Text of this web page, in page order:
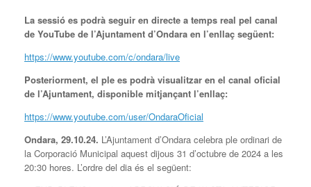
La sessió es podrà seguir en directe a temps real pel canal
de YouTube de l’Ajuntament d’Ondara en l’enllaç següent:
https://www.youtube.com/c/ondara/live
Posteriorment, el ple es podrà visualitzar en el canal oficial
de l’Ajuntament, disponible mitjançant l’enllaç:
https://www.youtube.com/user/OndaraOficial
Ondara, 29.10.24. L’Ajuntament d’Ondara celebra ple ordinari de
la Corporació Municipal aquest dijous 31 d’octubre de 2024 a les
20:30 hores. L’ordre del dia és el següent: